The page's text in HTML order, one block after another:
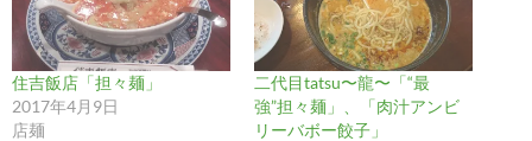
住吉飯店「担々麺」
2017年4月9日
店麺
二代目tatsu〜龍〜「“最
強”担々麺」、「肉汁アンビ
リーバボー餃子」